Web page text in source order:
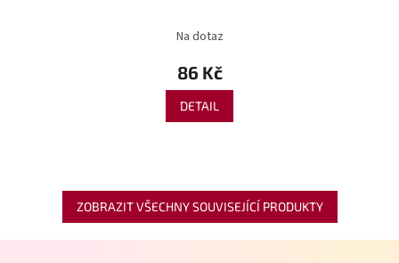
Na dotaz
86 Kč
DETAIL
ZOBRAZIT VŠECHNY SOUVISEJÍCÍ PRODUKTY